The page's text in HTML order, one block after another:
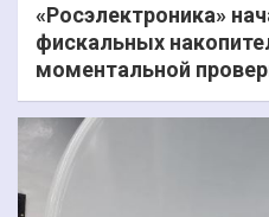
«Росэлектроника»
фискальных
моментальной